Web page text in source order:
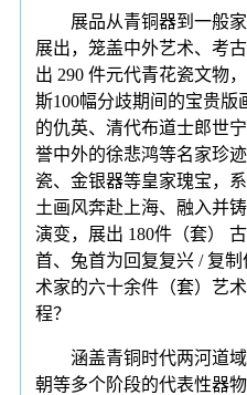
展品从青铜器到一般家
展出，笼盖中外艺术、考
出 290 件元代青花瓷文物
斯100幅分歧期间的宝贵版
的仇英、清代布道士郎世
誉中外的徐悲鸿等名家珍
瓷、金银器等皇家瑰宝，
土画风奔赴上海、融入并
演变，展出 180件（套）
首、兔首为回复复兴 / 复
术家的六十余件（套）艺
程？
涵盖青铜时代两河道域
朝等多个阶段的代表性器